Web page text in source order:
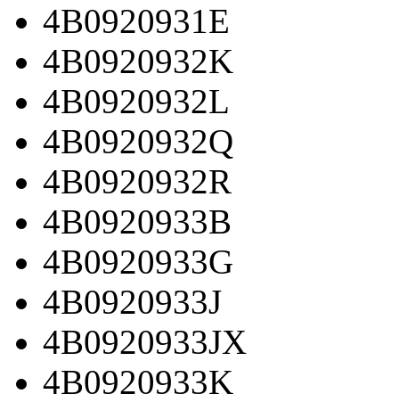
4B0920931E
4B0920932K
4B0920932L
4B0920932Q
4B0920932R
4B0920933B
4B0920933G
4B0920933J
4B0920933JX
4B0920933K